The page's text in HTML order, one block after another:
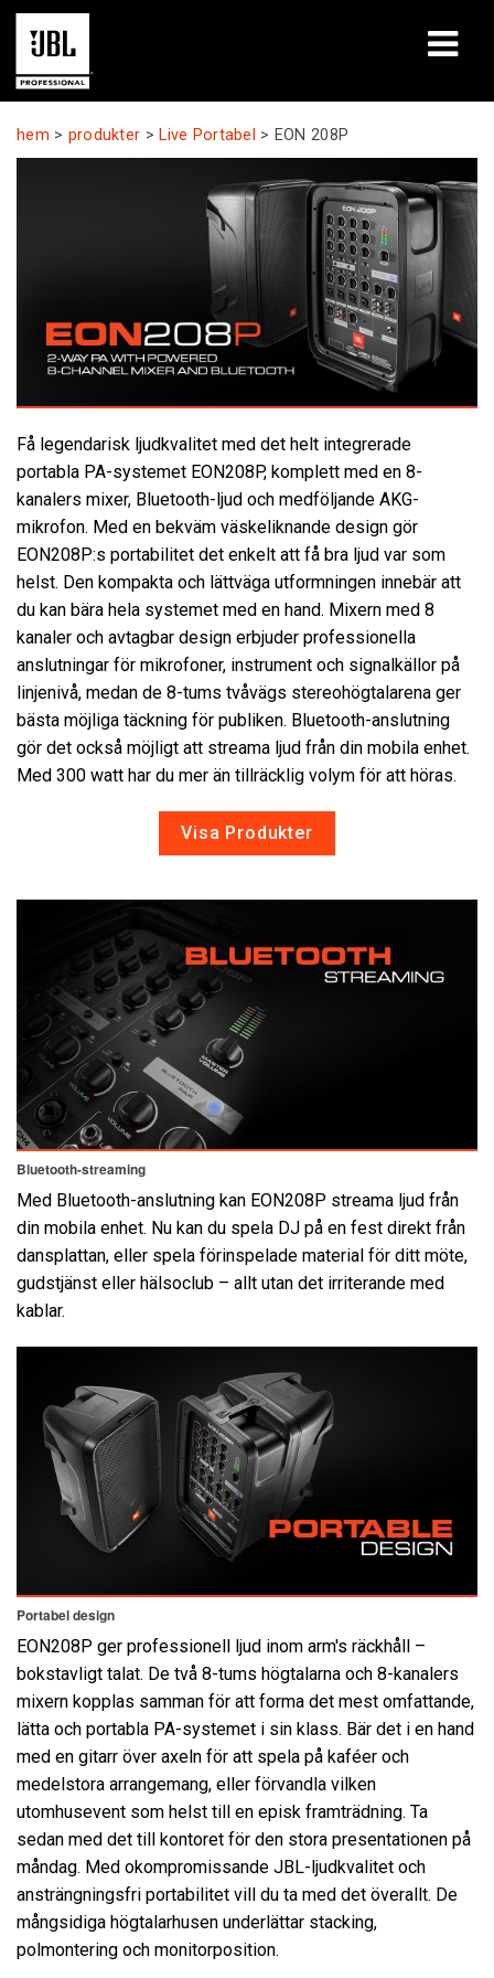
produkter
support
Språk/Region
hem > produkter > Live Portabel > EON 208P
Få legendarisk ljudkvalitet med det helt integrerade
portabla PA-systemet EON208P, komplett med en 8-
kanalers mixer, Bluetooth-ljud och medföljande AKG-
mikrofon. Med en bekväm väskeliknande design gör
EON208P:s portabilitet det enkelt att få bra ljud var som
helst. Den kompakta och lättväga utformningen innebär att
du kan bära hela systemet med en hand. Mixern med 8
kanaler och avtagbar design erbjuder professionella
anslutningar för mikrofoner, instrument och signalkällor på
linjenivå, medan de 8-tums tvåvägs stereohögtalarena ger
bästa möjliga täckning för publiken. Bluetooth-anslutning
gör det också möjligt att streama ljud från din mobila enhet.
Med 300 watt har du mer än tillräcklig volym för att höras.
Visa Produkter
Bluetooth-streaming
Med Bluetooth-anslutning kan EON208P streama ljud från
din mobila enhet. Nu kan du spela DJ på en fest direkt från
dansplattan, eller spela förinspelade material för ditt möte,
gudstjänst eller hälsoclub – allt utan det irriterande med
kablar.
Portabel design
EON208P ger professionell ljud inom arm's räckhåll –
bokstavligt talat. De två 8-tums högtalarna och 8-kanalers
mixern kopplas samman för att forma det mest omfattande,
lätta och portabla PA-systemet i sin klass. Bär det i en hand
med en gitarr över axeln för att spela på kaféer och
medelstora arrangemang, eller förvandla vilken
utomhusevent som helst till en episk framträdning. Ta
sedan med det till kontoret för den stora presentationen på
måndag. Med okompromissande JBL-ljudkvalitet och
ansträngningsfri portabilitet vill du ta med det överallt. De
mångsidiga högtalarhusen underlättar stacking,
polmontering och monitorposition.